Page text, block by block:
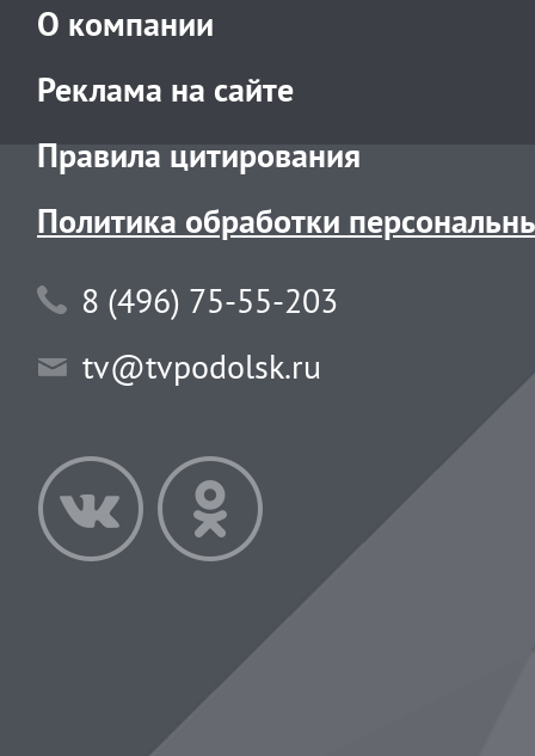
О компании
Реклама на сайте
Правила цитирования
Политика обработки
8 (496) 75-55-203
tv@tvpodolsk.ru